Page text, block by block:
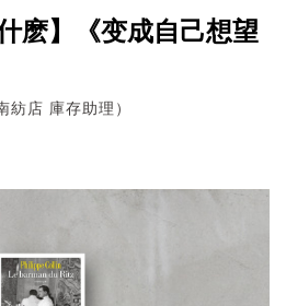
麽】《变成自己想望
紡店 庫存助理）